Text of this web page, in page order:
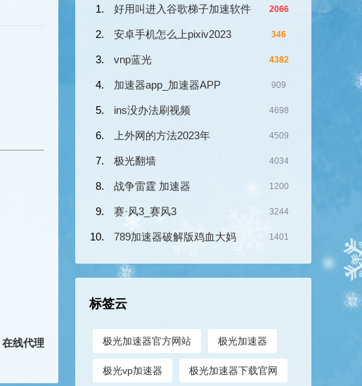
在线代理
好用叫进入谷歌梯子加速软件 2066
安卓手机怎么上pixiv2023 346
vnp蓝光 4382
加速器app_加速器APP 909
ins没办法刷视频 4698
上外网的方法2023年 4509
极光翻墙 4034
战争雷霆 加速器 1200
赛·风3_赛风3 3244
789加速器破解版鸡血大妈 1401
标签云
极光加速器官方网站 极光加速器
极光vp加速器 极光加速器下载官网